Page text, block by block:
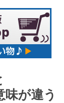
が違う